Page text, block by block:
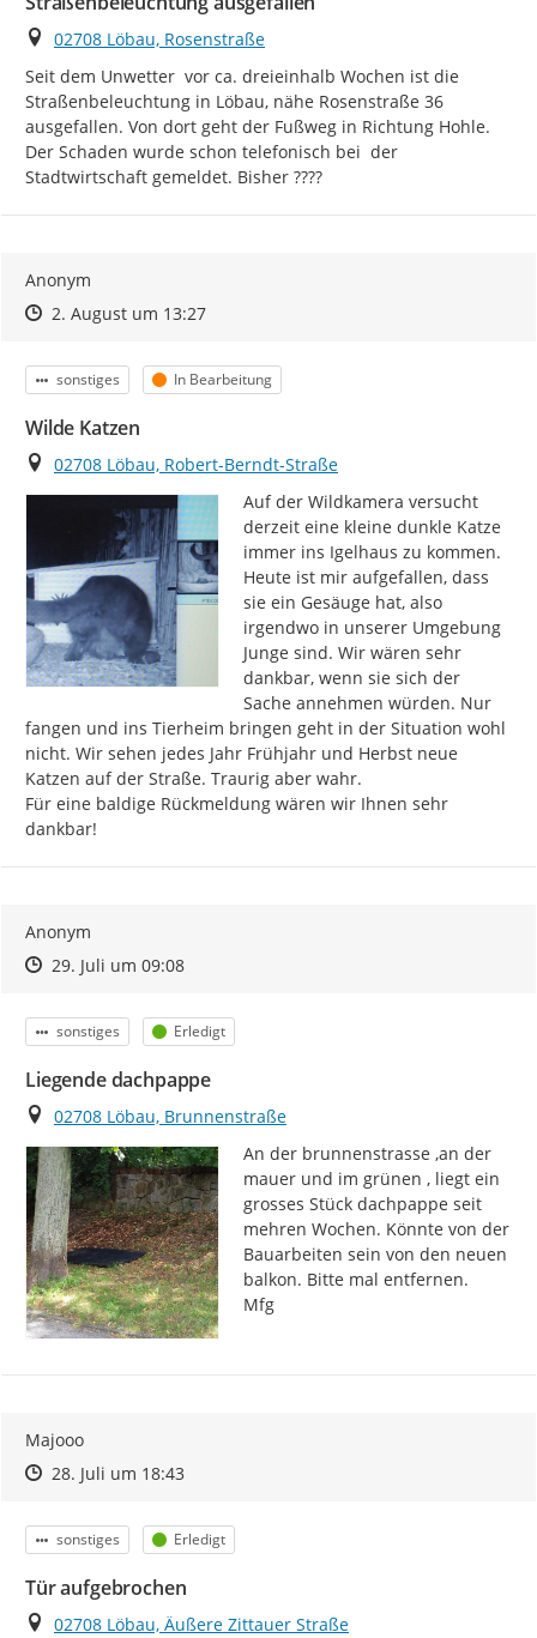
Ort
02708 Löbau, Rosenstraße
Seit dem Unwetter  vor ca. dreieinhalb Wochen ist die
Straßenbeleuchtung in Löbau, nähe Rosenstraße 36
ausgefallen. Von dort geht der Fußweg in Richtung Hohle.
Der Schaden wurde schon telefonisch bei  der
Stadtwirtschaft gemeldet. Bisher ????
Anonym
Zeitpunkt des Erstellens
Zeitpunkt des Erstellens
2. August um 13:27Zur Äußerung
Kategorie
sonstiges Status
In Bearbeitung
Wilde Katzen
Ort
02708 Löbau, Robert-Berndt-Straße
Auf der Wildkamera versucht
derzeit eine kleine dunkle Katze
immer ins Igelhaus zu kommen.
Heute ist mir aufgefallen, dass
sie ein Gesäuge hat, also
irgendwo in unserer Umgebung
Junge sind. Wir wären sehr
dankbar, wenn sie sich der
Sache annehmen würden. Nur
fangen und ins Tierheim bringen geht in der Situation wohl
nicht. Wir sehen jedes Jahr Frühjahr und Herbst neue
Katzen auf der Straße. Traurig aber wahr.
Für eine baldige Rückmeldung wären wir Ihnen sehr
dankbar!
Anonym
Zeitpunkt des Erstellens
Zeitpunkt des Erstellens
29. Juli um 09:08Zur Äußerung
Kategorie
sonstiges Status
Erledigt
Liegende dachpappe
Ort
02708 Löbau, Brunnenstraße
An der brunnenstrasse ,an der
mauer und im grünen , liegt ein
grosses Stück dachpappe seit
mehren Wochen. Könnte von der
Bauarbeiten sein von den neuen
balkon. Bitte mal entfernen.
Mfg
Majooo
Zeitpunkt des Erstellens
Zeitpunkt des Erstellens
28. Juli um 18:43Zur Äußerung
Kategorie
sonstiges Status
Erledigt
Tür aufgebrochen
Ort
02708 Löbau, Äußere Zittauer Straße